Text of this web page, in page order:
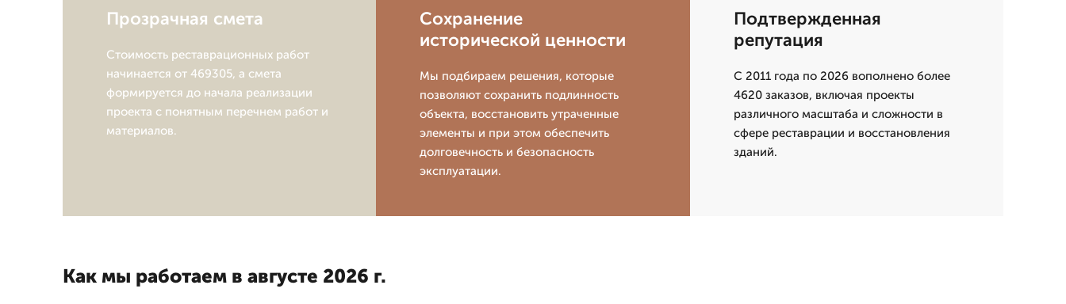
Прозрачная смета
Стоимость реставрационных работ
начинается от 469305, а смета
формируется до начала реализации
проекта с понятным перечнем работ и
материалов.
Сохранение
исторической ценности
Мы подбираем решения, которые
позволяют сохранить подлинность
объекта, восстановить утраченные
элементы и при этом обеспечить
долговечность и безопасность
эксплуатации.
Подтвержденная
репутация
С 2011 года по 2026 вополнено более
4620 заказов, включая проекты
различного масштаба и сложности в
сфере реставрации и восстановления
зданий.
Как мы работаем в августе 2026 г.